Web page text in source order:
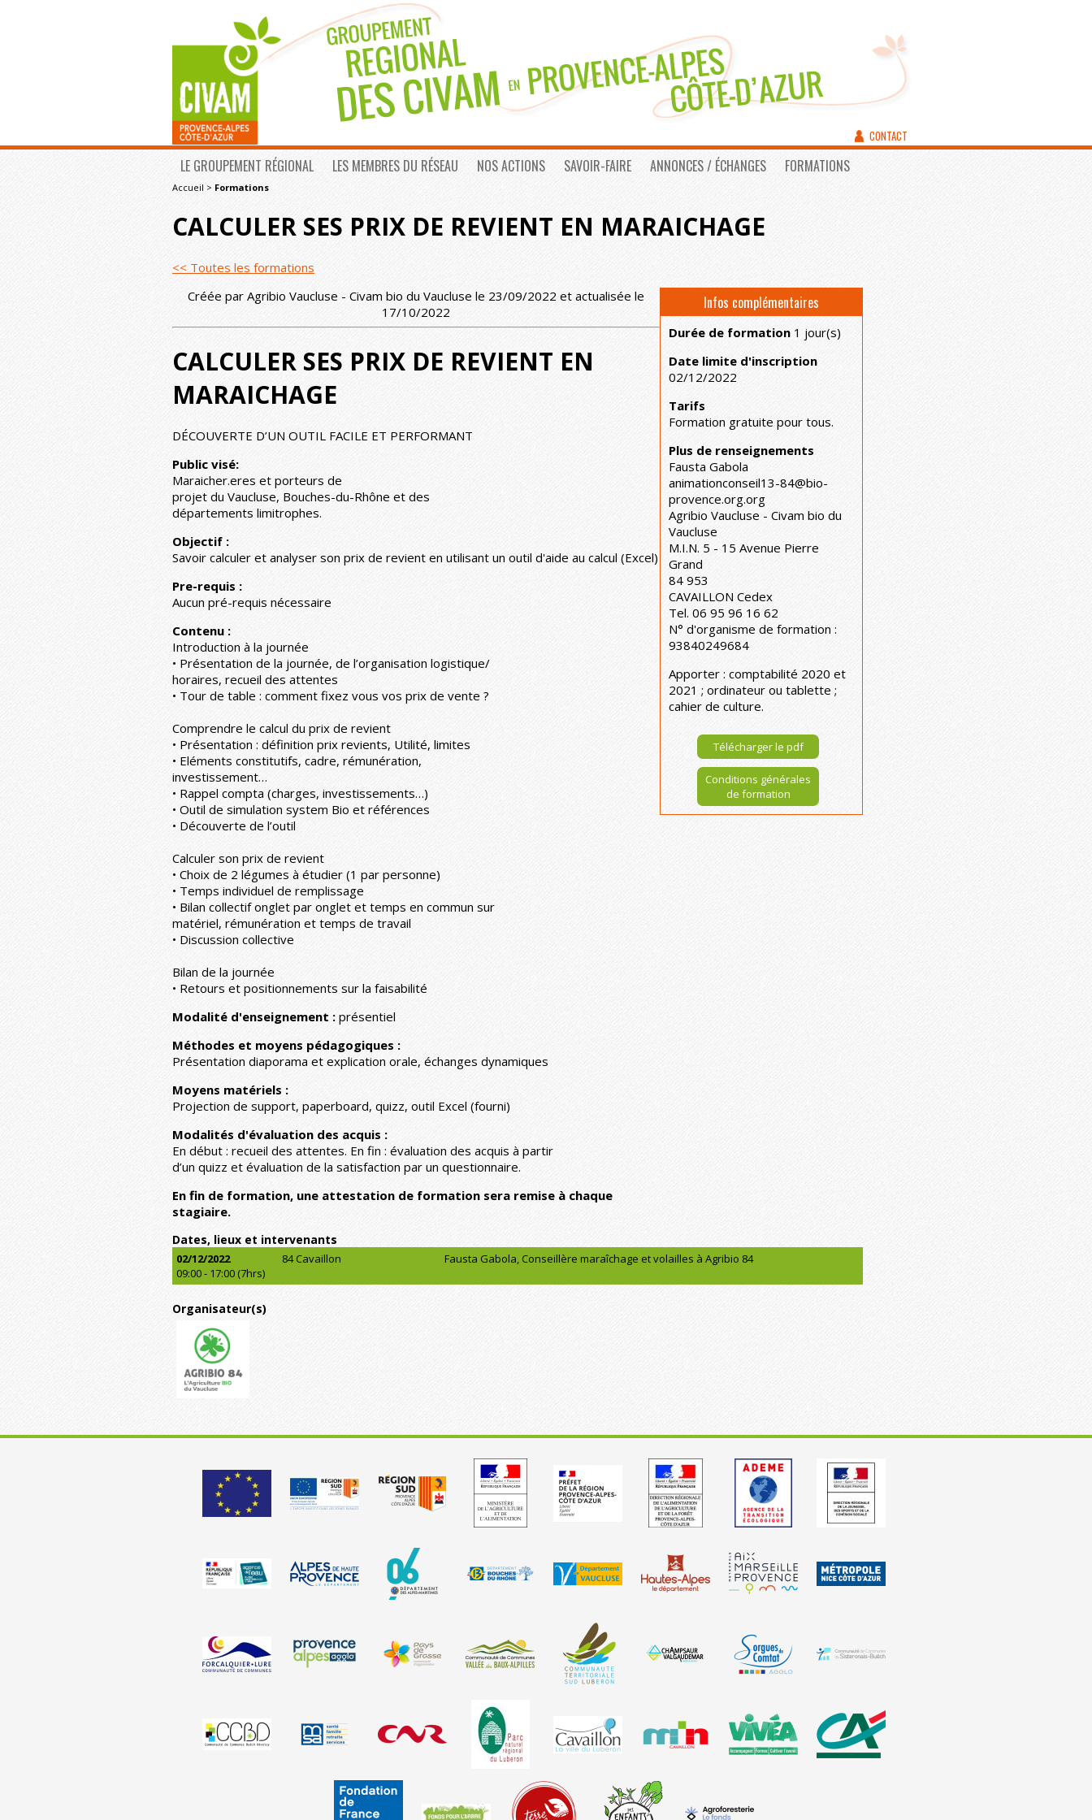
CONTACT
LE GROUPEMENT RÉGIONAL LES MEMBRES DU RÉSEAU NOS ACTIONS SAVOIR-FAIRE ANNONCES / ÉCHANGES FORMATIONS
Accueil > Formations
CALCULER SES PRIX DE REVIENT EN MARAICHAGE
<< Toutes les formations
Créée par Agribio Vaucluse - Civam bio du Vaucluse le 23/09/2022 et actualisée le
17/10/2022
CALCULER SES PRIX DE REVIENT EN
MARAICHAGE
DÉCOUVERTE D’UN OUTIL FACILE ET PERFORMANT
Public visé:
Maraicher.eres et porteurs de
projet du Vaucluse, Bouches-du-Rhône et des
départements limitrophes.
Objectif :
Savoir calculer et analyser son prix de revient en utilisant un outil d'aide au calcul (Excel)
Pre-requis :
Aucun pré-requis nécessaire
Contenu :
Introduction à la journée
• Présentation de la journée, de l’organisation logistique/
horaires, recueil des attentes
• Tour de table : comment fixez vous vos prix de vente ?
Comprendre le calcul du prix de revient
• Présentation : définition prix revients, Utilité, limites
• Eléments constitutifs, cadre, rémunération,
investissement…
• Rappel compta (charges, investissements…)
• Outil de simulation system Bio et références
• Découverte de l’outil
Calculer son prix de revient
• Choix de 2 légumes à étudier (1 par personne)
• Temps individuel de remplissage
• Bilan collectif onglet par onglet et temps en commun sur
matériel, rémunération et temps de travail
• Discussion collective
Bilan de la journée
• Retours et positionnements sur la faisabilité
Modalité d'enseignement : présentiel
Méthodes et moyens pédagogiques :
Présentation diaporama et explication orale, échanges dynamiques
Moyens matériels :
Projection de support, paperboard, quizz, outil Excel (fourni)
Modalités d'évaluation des acquis :
En début : recueil des attentes. En fin : évaluation des acquis à partir
d’un quizz et évaluation de la satisfaction par un questionnaire.
En fin de formation, une attestation de formation sera remise à chaque
stagiaire.
Infos complémentaires
Durée de formation 1 jour(s)
Date limite d'inscription
02/12/2022
Tarifs
Formation gratuite pour tous.
Plus de renseignements
Fausta Gabola
animationconseil13-84@bio-
provence.org.org
Agribio Vaucluse - Civam bio du
Vaucluse
M.I.N. 5 - 15 Avenue Pierre
Grand
84 953
CAVAILLON Cedex
Tel. 06 95 96 16 62
N° d'organisme de formation :
93840249684
Apporter : comptabilité 2020 et
2021 ; ordinateur ou tablette ;
cahier de culture.
Télécharger le pdf
Conditions générales
de formation
Dates, lieux et intervenants
02/12/2022
09:00 - 17:00 (7hrs)
84 Cavaillon Fausta Gabola, Conseillère maraîchage et volailles à Agribio 84
Organisateur(s)